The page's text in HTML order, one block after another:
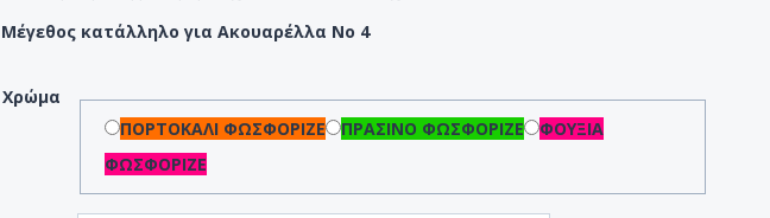
Μέγεθος κατάλληλο για Ακουαρέλλα Νο 4
Χρώμα
ΠΟΡΤΟΚΑΛΙ ΦΩΣΦΟΡΙΖΕ
ΠΡΑΣΙΝΟ ΦΩΣΦΟΡΙΖΕ
ΦΟΥΞΙΑ
ΦΩΣΦΟΡΙΖΕ